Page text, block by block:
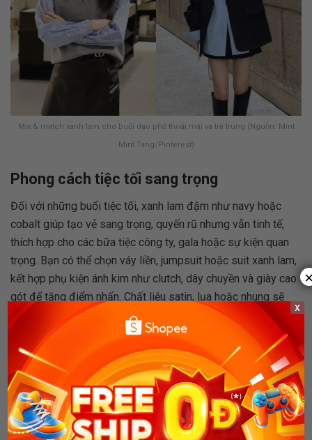
Mix & match xanh lam cho buổi dạo phố thoải mái và trẻ trung (Nguồn: Mint
Mint Tang/Pinterest)
Phong cách tiệc tối sang trọng
Đối với những buổi tiệc tối, xanh lam đậm như navy hoặc
cobalt giúp tạo vẻ sang trọng, quyến rũ nhưng vẫn tinh tế,
thích hợp cho các bữa tiệc công ty, gala hoặc sự kiện quan
trọng. Bạn có thể chọn váy liền, jumpsuit hoặc suit xanh lam,
kết hợp phụ kiện ánh kim như clutch, dây chuyền và giày cao
gót để tăng điểm nhấn. Chất liệu satin, lụa hoặc nhung sẽ
làm màu xanh thêm sống động và bắt sáng.
x